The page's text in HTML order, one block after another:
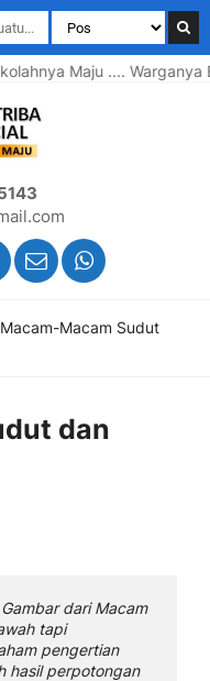
Maju .... Warganya
Macam-Macam Sudut
dan
dari Macam
tapi
pengertian
hasil perpotongan